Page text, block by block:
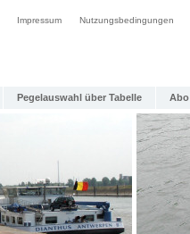
Impressum Nutzungsbedingungen
Pegelauswahl über Tabelle Abo